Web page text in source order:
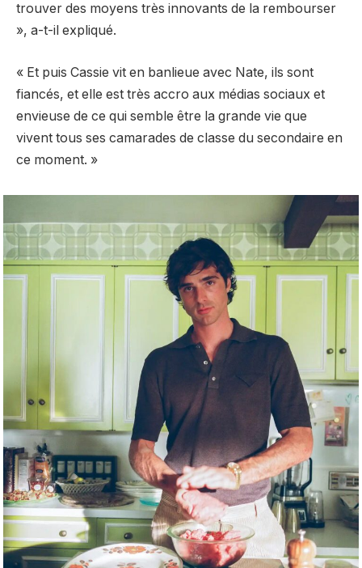
trouver des moyens très innovants de la rembourser
», a-t-il expliqué.
« Et puis Cassie vit en banlieue avec Nate, ils sont
fiancés, et elle est très accro aux médias sociaux et
envieuse de ce qui semble être la grande vie que
vivent tous ses camarades de classe du secondaire en
ce moment. »